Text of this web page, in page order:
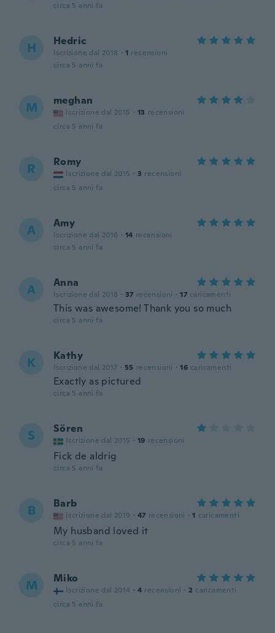
circa 5 anni fa
H Hedric
Iscrizione dal 2018 · 1 recensioni
circa 5 anni fa
M meghan
Iscrizione dal 2015 · 13 recensioni
circa 5 anni fa
R Romy
Iscrizione dal 2015 · 3 recensioni
circa 5 anni fa
A Amy
Iscrizione dal 2016 · 14 recensioni
circa 5 anni fa
A Anna
Iscrizione dal 2018 · 37 recensioni · 17 caricamenti
This was awesome! Thank you so much
circa 5 anni fa
K Kathy
Iscrizione dal 2017 · 55 recensioni · 16 caricamenti
Exactly as pictured
circa 5 anni fa
S Sören
Iscrizione dal 2015 · 19 recensioni
Fick de aldrig
circa 5 anni fa
B Barb
Iscrizione dal 2019 · 47 recensioni · 1 caricamenti
My husband loved it
circa 5 anni fa
M Miko
Iscrizione dal 2014 · 4 recensioni · 2 caricamenti
circa 5 anni fa